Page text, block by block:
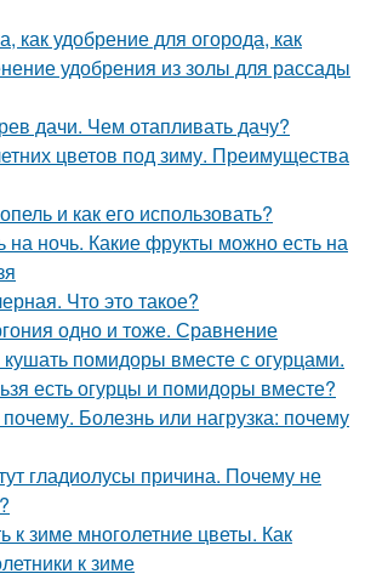
как удобрение для огорода, как
удобрения из золы для рассады
дачи. Чем отапливать дачу?
цветов под зиму. Преимущества
и как его использовать?
на ночь. Какие фрукты можно есть на
Что это такое?
одно и тоже. Сравнение
помидоры вместе с огурцами.
есть огурцы и помидоры вместе?
Болезнь или нагрузка: почему
гладиолусы причина. Почему не
к зиме многолетние цветы. Как
к зиме